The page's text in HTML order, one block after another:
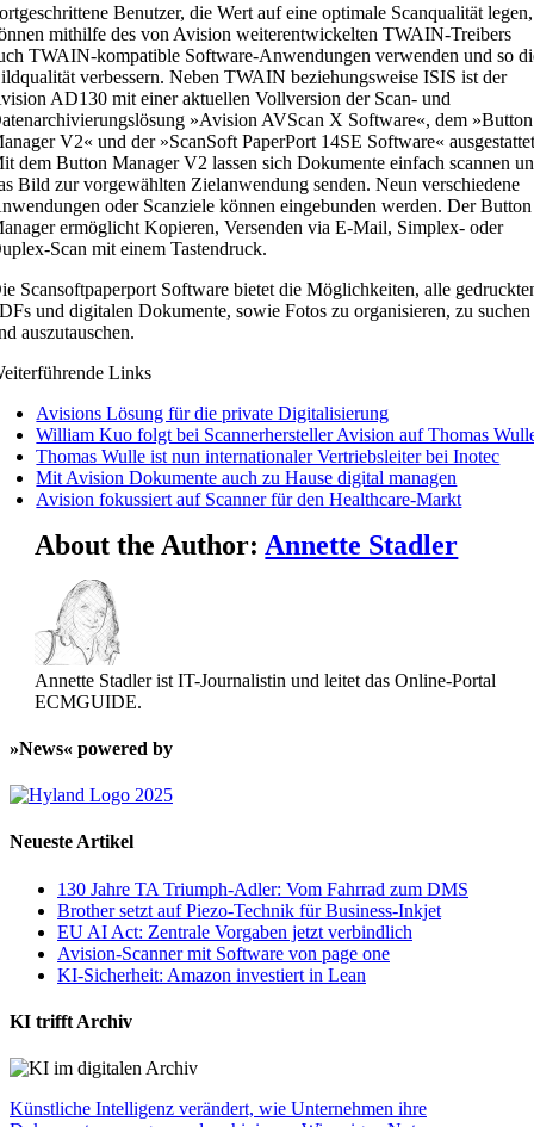
Benutzer, die Wert auf eine optimale Scanqualität legen,
mithilfe des von Avision weiterentwickelten TWAIN-Treibers
TWAIN-kompatible Software-Anwendungen verwenden und so
verbessern. Neben TWAIN beziehungsweise ISIS ist der
AD130 mit einer aktuellen Vollversion der Scan- und
»Avision AVScan X Software«, dem »Button
V2« und der »ScanSoft PaperPort 14SE Software«
dem Button Manager V2 lassen sich Dokumente einfach scannen
Bild zur vorgewählten Zielanwendung senden. Neun verschiedene
oder Scanziele können eingebunden werden. Der Button
ermöglicht Kopieren, Versenden via E-Mail, Simplex- oder
Scan mit einem Tastendruck.
Scansoftpaperport Software bietet die Möglichkeiten, alle
und digitalen Dokumente, sowie Fotos zu organisieren, zu suchen
auszutauschen.
Links
Avisions Lösung für die private Digitalisierung
William Kuo folgt bei Scannerhersteller Avision auf Thomas
Thomas Wulle ist nun internationaler Vertriebsleiter bei Inotec
Mit Avision Dokumente auch zu Hause digital managen
Avision fokussiert auf Scanner für den Healthcare-Markt
About the Author: Annette Stadler
Annette Stadler ist IT-Journalistin und leitet das Online-Portal
ECMGUIDE.
»News« powered by
Neueste Artikel
130 Jahre TA Triumph-Adler: Vom Fahrrad zum DMS
Brother setzt auf Piezo-Technik für Business-Inkjet
EU AI Act: Zentrale Vorgaben jetzt verbindlich
Avision-Scanner mit Software von page one
KI-Sicherheit: Amazon investiert in Lean
KI trifft Archiv
Künstliche Intelligenz verändert, wie Unternehmen ihre